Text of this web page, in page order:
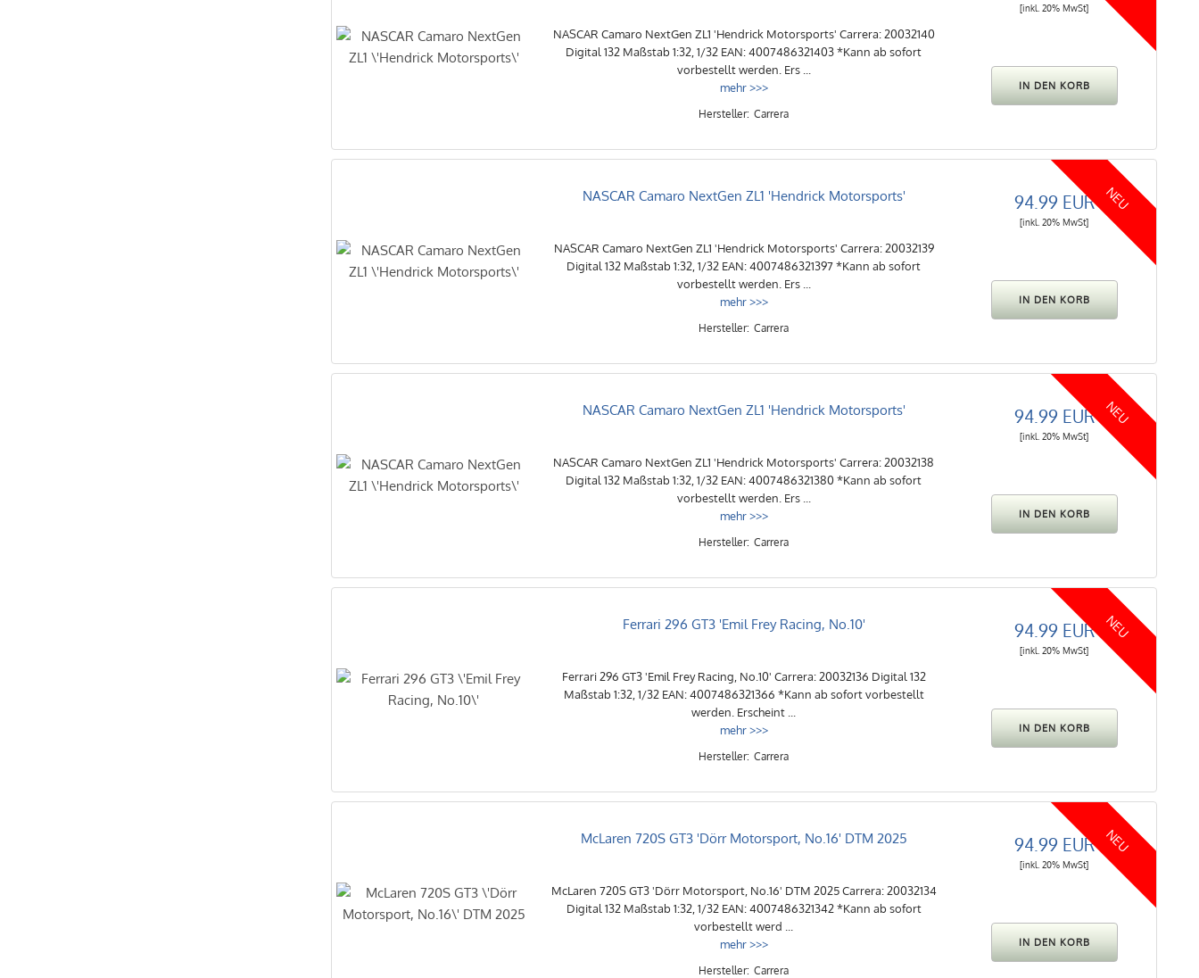
NASCAR Camaro NextGen ZL1 'Hendrick Motorsports' Carrera: 20032140
Digital 132 Maßstab 1:32, 1/32 EAN: 4007486321403 *Kann ab sofort
vorbestellt werden. Ers ...
mehr >>>
Carrera
[inkl. 20% MwSt]
NEU
NASCAR Camaro NextGen ZL1 'Hendrick Motorsports'
NASCAR Camaro NextGen ZL1 'Hendrick Motorsports' Carrera: 20032139
Digital 132 Maßstab 1:32, 1/32 EAN: 4007486321397 *Kann ab sofort
vorbestellt werden. Ers ...
mehr >>>
Carrera
94.99 EUR
[inkl. 20% MwSt]
NEU
NASCAR Camaro NextGen ZL1 'Hendrick Motorsports'
NASCAR Camaro NextGen ZL1 'Hendrick Motorsports' Carrera: 20032138
Digital 132 Maßstab 1:32, 1/32 EAN: 4007486321380 *Kann ab sofort
vorbestellt werden. Ers ...
mehr >>>
Carrera
94.99 EUR
[inkl. 20% MwSt]
NEU
Ferrari 296 GT3 'Emil Frey Racing, No.10'
Ferrari 296 GT3 'Emil Frey Racing, No.10' Carrera: 20032136 Digital 132
Maßstab 1:32, 1/32 EAN: 4007486321366 *Kann ab sofort vorbestellt
werden. Erscheint ...
mehr >>>
Carrera
94.99 EUR
[inkl. 20% MwSt]
NEU
McLaren 720S GT3 'Dörr Motorsport, No.16' DTM 2025
McLaren 720S GT3 'Dörr Motorsport, No.16' DTM 2025 Carrera: 20032134
Digital 132 Maßstab 1:32, 1/32 EAN: 4007486321342 *Kann ab sofort
vorbestellt werd ...
mehr >>>
Carrera
94.99 EUR
[inkl. 20% MwSt]